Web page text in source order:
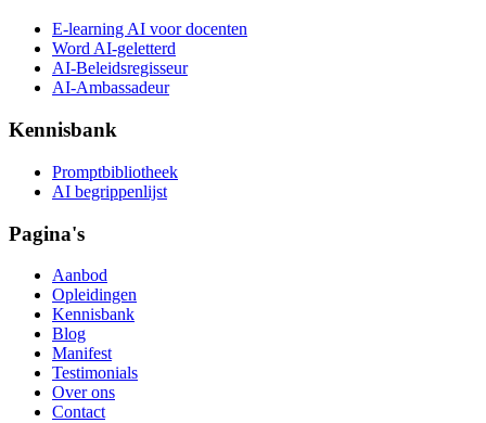
E-learning AI voor docenten
Word AI-geletterd
AI-Beleidsregisseur
AI-Ambassadeur
Kennisbank
Promptbibliotheek
AI begrippenlijst
Pagina's
Aanbod
Opleidingen
Kennisbank
Blog
Manifest
Testimonials
Over ons
Contact